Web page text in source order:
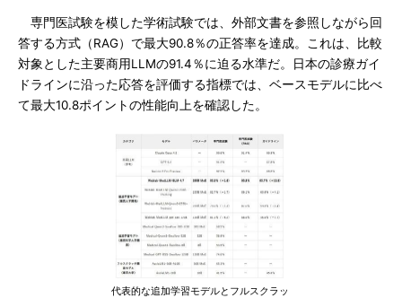
専門医試験を模した学術試験では、外部文書を参照しながら回
答する方式（RAG）で最大90.8％の正答率を達成。これは、比較
対象とした主要商用LLMの91.4％に迫る水準だ。日本の診療ガイ
ドラインに沿った応答を評価する指標では、ベースモデルに比べ
て最大10.8ポイントの性能向上を確認した。
代表的な追加学習モデルとフルスクラッ